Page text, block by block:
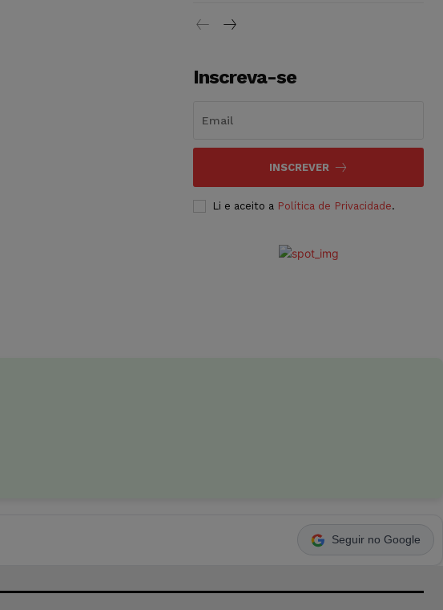
Inscreva-se
INSCREVER
Li e aceito a Política de Privacidade.
Seguir no Google